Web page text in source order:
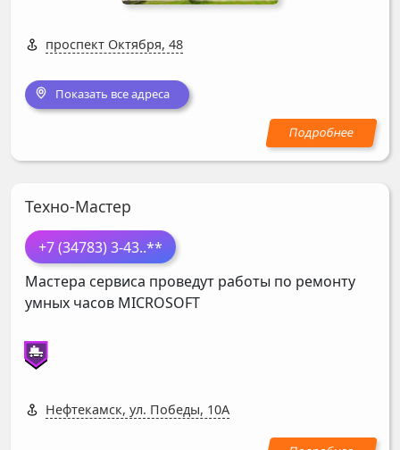
проспект Октября, 48
Показать все адреса
Техно-Мастер
+7 (34783) 3-43..**
Мастера сервиса проведут работы по ремонту
умных часов MICROSOFT
Нефтекамск, ул. Победы, 10А